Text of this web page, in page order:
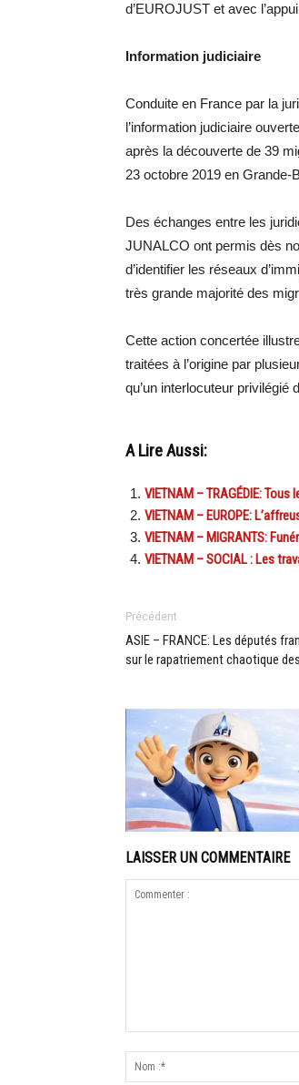
d’EUROJUST et avec
Information judiciaire
Conduite en France par la
l’information judiciaire
après la découverte de 39
23 octobre 2019 en Grande-
Des échanges entre les
JUNALCO ont permis dès
d’identifier les réseaux
très grande majorité des
Cette action concertée
traitées à l’origine par
qu’un interlocuteur
A Lire Aussi:
VIETNAM – TRAGÉDIE:
VIETNAM – EUROPE:
VIETNAM – MIGRANTS:
VIETNAM – SOCIAL : Les
Précédent
ASIE – FRANCE: Les députés
sur le rapatriement chaotique
LAISSER UN COMMENTAIRE